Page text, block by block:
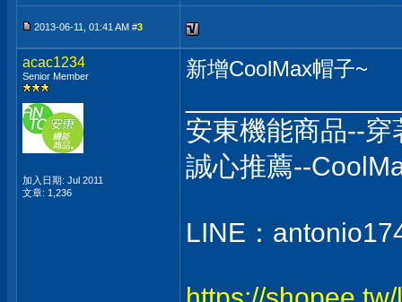
2013-06-11, 01:41 AM #3
acac1234
Senior Member
加入日期: Jul 2011
文章: 1,236
新增CoolMax帽子~
安東機能商品--
誠心推薦--
LINE：